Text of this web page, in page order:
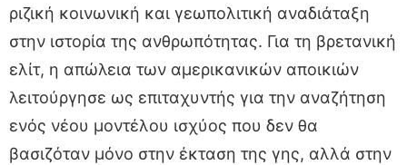
ριζική κοινωνική και γεωπολιτική αναδιάταξη
στην ιστορία της ανθρωπότητας. Για τη βρετανική
ελίτ, η απώλεια των αμερικανικών αποικιών
λειτούργησε ως επιταχυντής για την αναζήτηση
ενός νέου μοντέλου ισχύος που δεν θα
βασιζόταν μόνο στην έκταση της γης, αλλά στην